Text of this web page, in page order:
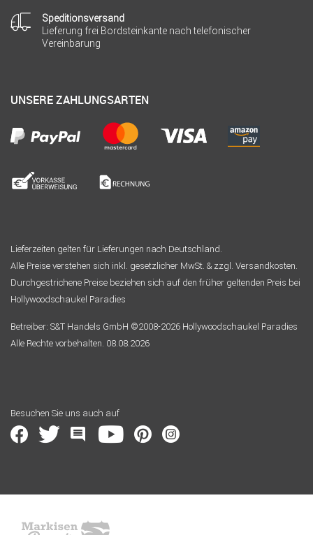
Speditionsversand
Lieferung frei Bordsteinkante nach telefonischer
Vereinbarung
UNSERE ZAHLUNGSARTEN
Lieferzeiten gelten für Lieferungen nach Deutschland.
Alle Preise verstehen sich inkl. gesetzlicher MwSt. & zzgl. Versandkosten.
Durchgestrichene Preise beziehen sich auf den früher geltenden Preis bei
Hollywoodschaukel Paradies
Betreiber: S&T Handels GmbH ©2008-2026 Hollywoodschaukel Paradies
Alle Rechte vorbehalten. 08.08.2026
Besuchen Sie uns auch auf